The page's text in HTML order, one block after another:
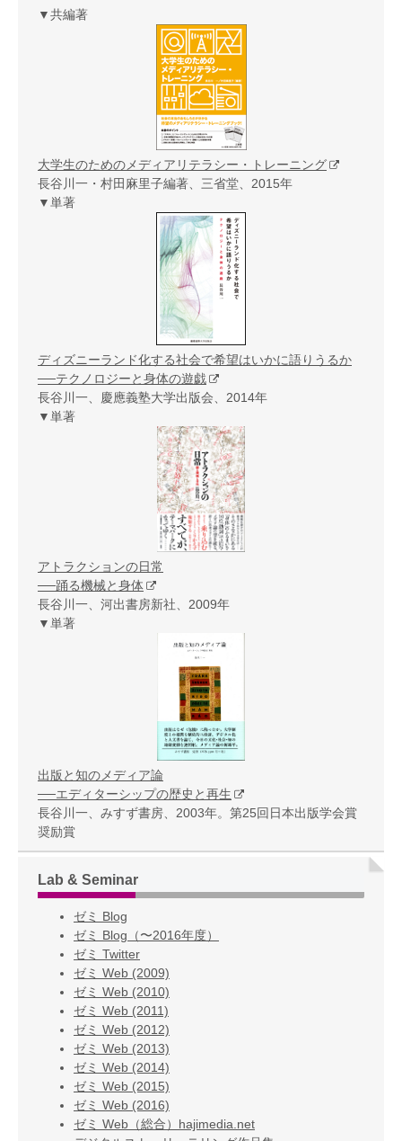
▼共編著
大学生のためのメディアリテラシー・トレーニング
長谷川一・村田麻里子編著、三省堂、2015年
▼単著
ディズニーランド化する社会で希望はいかに語りうるか
──テクノロジーと身体の遊戯
長谷川一、慶應義塾大学出版会、2014年
▼単著
アトラクションの日常
──踊る機械と身体
長谷川一、河出書房新社、2009年
▼単著
出版と知のメディア論
──エディターシップの歴史と再生
長谷川一、みすず書房、2003年。第25回日本出版学会賞
奨励賞
Lab & Seminar
ゼミ Blog
ゼミ Blog（〜2016年度）
ゼミ Twitter
ゼミ Web (2009)
ゼミ Web (2010)
ゼミ Web (2011)
ゼミ Web (2012)
ゼミ Web (2013)
ゼミ Web (2014)
ゼミ Web (2015)
ゼミ Web (2016)
ゼミ Web（総合）hajimedia.net